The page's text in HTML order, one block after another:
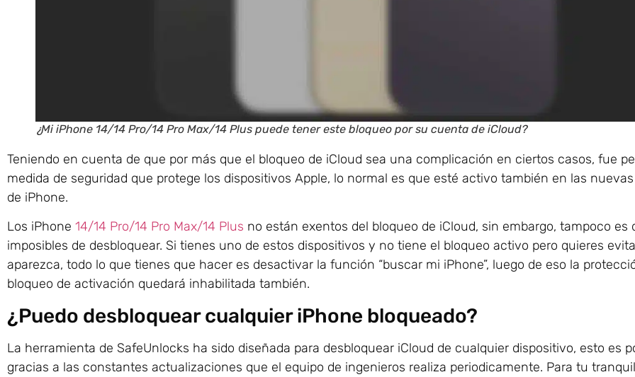
¿Mi iPhone 14/14 Pro/14 Pro Max/14 Plus puede tener este bloqueo por su cuenta de iCloud?
Teniendo en cuenta de que por más que el bloqueo de iCloud sea una complicación en ciertos casos, fue
medida de seguridad que protege los dispositivos Apple, lo normal es que esté activo también en las
de iPhone.
Los iPhone 14/14 Pro/14 Pro Max/14 Plus no están exentos del bloqueo de iCloud, sin embargo, tampoco es
imposibles de desbloquear. Si tienes uno de estos dispositivos y no tiene el bloqueo activo pero quieres
aparezca, todo lo que tienes que hacer es desactivar la función “buscar mi iPhone”, luego de eso la
bloqueo de activación quedará inhabilitada también.
¿Puedo desbloquear cualquier iPhone bloqueado?
La herramienta de SafeUnlocks ha sido diseñada para desbloquear iCloud de cualquier dispositivo, esto es
gracias a las constantes actualizaciones que el equipo de ingenieros realiza periodicamente. Para tu